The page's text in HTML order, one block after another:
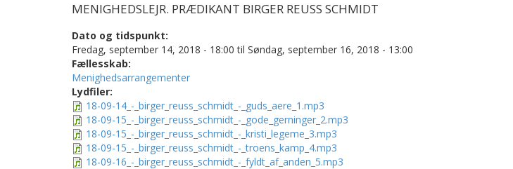
MENIGHEDSLEJR. PRÆDIKANT BIRGER REUSS SCHMIDT
Dato og tidspunkt:
Fredag, september 14, 2018 - 18:00 til Søndag, september 16, 2018 - 13:00
Fællesskab:
Menighedsarrangementer
Lydfiler:
18-09-14_-_birger_reuss_schmidt_-_guds_aere_1.mp3
18-09-15_-_birger_reuss_schmidt_-_gode_gerninger_2.mp3
18-09-15_-_birger_reuss_schmidt_-_kristi_legeme_3.mp3
18-09-15_-_birger_reuss_schmidt_-_troens_kamp_4.mp3
18-09-16_-_birger_reuss_schmidt_-_fyldt_af_anden_5.mp3